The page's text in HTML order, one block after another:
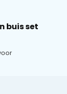
buis set